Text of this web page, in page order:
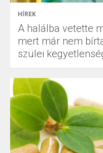
HÍREK
A halálba vetette
mert már nem
szülei